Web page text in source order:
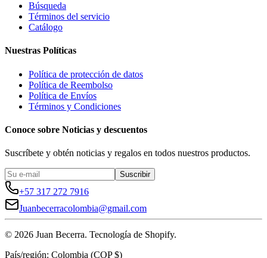
Búsqueda
Términos del servicio
Catálogo
Nuestras Políticas
Política de protección de datos
Política de Reembolso
Política de Envíos
Términos y Condiciones
Conoce sobre Noticias y descuentos
Suscríbete y obtén noticias y regalos en todos nuestros productos.
Suscribir
+57 317 272 7916
Juanbecerracolombia@gmail.com
© 2026 Juan Becerra. Tecnología de Shopify.
País/región: Colombia (COP $)